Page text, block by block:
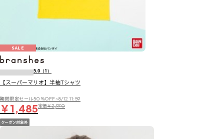
SALE
5.0 （1）
【スーパーマリオ】半袖Tシャツ
期間限定セール50％OFF~8/12 11:59
￥1,485定価￥2,970